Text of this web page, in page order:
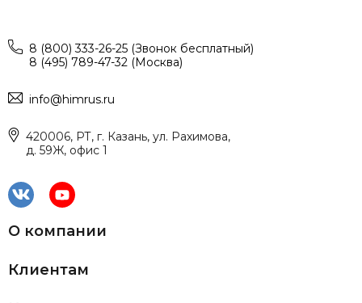
8 (800) 333-26-25 (Звонок бесплатный)
8 (495) 789-47-32 (Москва)
info@himrus.ru
420006, РТ, г. Казань, ул. Рахимова,
д. 59Ж, офис 1
О компании
Клиентам